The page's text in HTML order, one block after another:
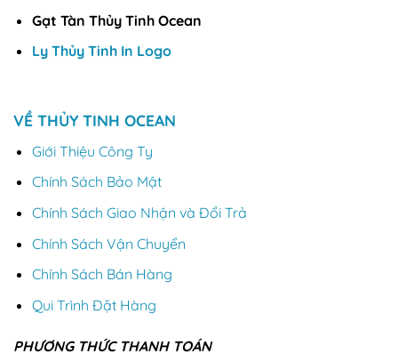
Gạt Tàn Thủy Tinh Ocean
Ly Thủy Tinh In Logo
VỀ THỦY TINH OCEAN
Giới Thiệu Công Ty
Chính Sách Bảo Mật
Chính Sách Giao Nhận và Đổi Trả
Chính Sách Vận Chuyển
Chính Sách Bán Hàng
Qui Trình Đặt Hàng
PHƯƠNG THỨC THANH TOÁN